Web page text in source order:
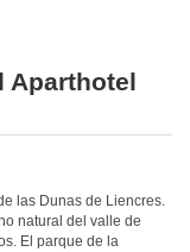
Aparthotel
las Dunas de Liencres.
natural del valle de
El parque de la